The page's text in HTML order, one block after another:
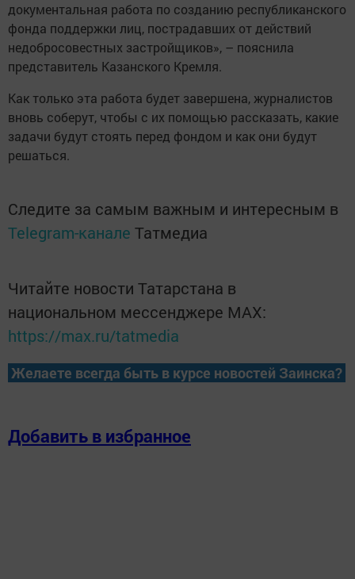
документальная работа по созданию республиканского
фонда поддержки лиц, пострадавших от действий
недобросовестных застройщиков», – пояснила
представитель Казанского Кремля.
Как только эта работа будет завершена, журналистов
вновь соберут, чтобы с их помощью рассказать, какие
задачи будут стоять перед фондом и как они будут
решаться.
Следите за самым важным и интересным в
Telegram-канале Татмедиа
Читайте новости Татарстана в
национальном мессенджере MАХ:
https://max.ru/tatmedia
Желаете всегда быть в курсе новостей Заинска?
Добавить в избранное